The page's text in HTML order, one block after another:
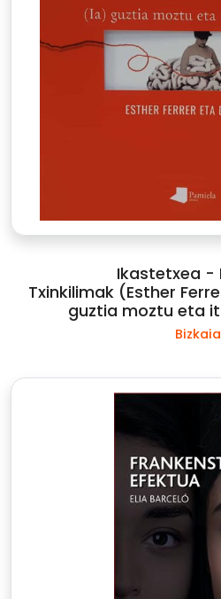
Ikastetxea -
Txinkilimak (Esther
guztia moztu eta
Bizkaia